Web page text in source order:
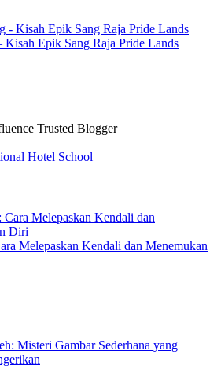
Epik Sang Raja Pride Lands
Melepaskan Kendali dan Menemukan